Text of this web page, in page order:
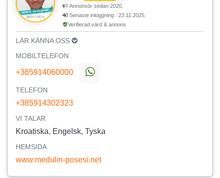
Annonsör sedan 2020.
Senaste inloggning : 23.11.2025.
Verifierad värd & annons
LÄR KÄNNA OSS
MOBILTELEFON
+385914060000
TELEFON
+385914302323
VI TALAR
Kroatiska, Engelsk, Tyska
HEMSIDA
www.medulin-posesi.net